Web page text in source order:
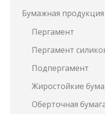
Бумажная продукция
Пергамент
Пергамент
Подпергамент
Жиростойкие
Оберточная